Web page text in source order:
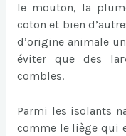
le mouton, la
coton et bien
d’origine animale
éviter que des
combles.
Parmi les isolants
comme le liège qui